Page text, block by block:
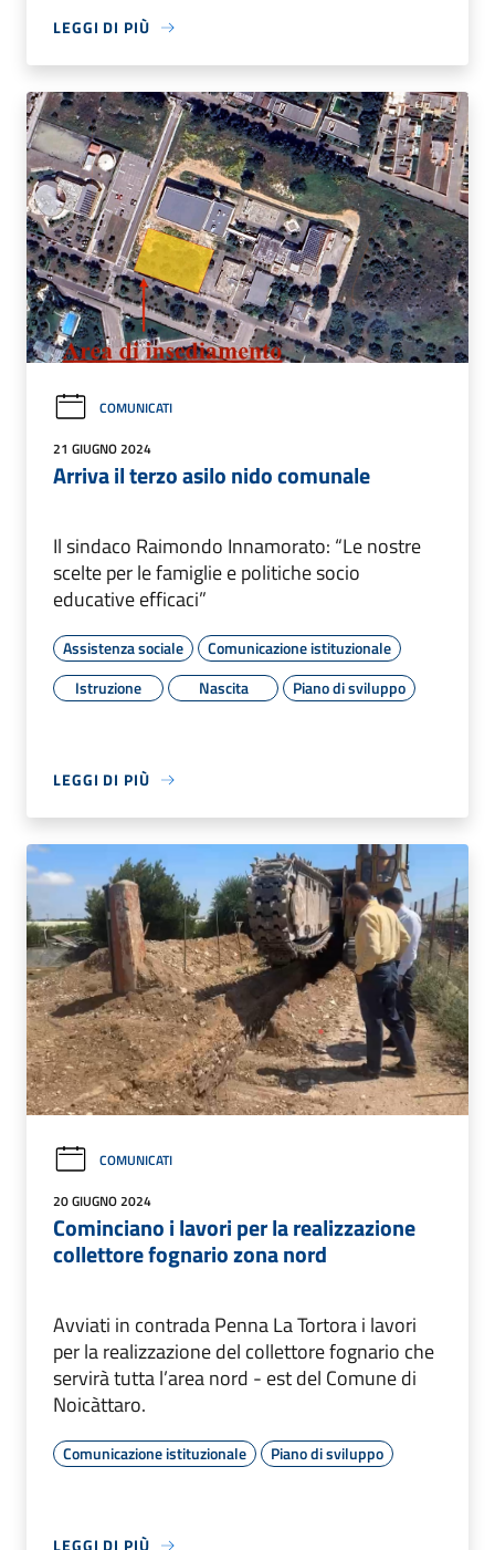
LEGGI DI PIÙ
COMUNICATI
21 GIUGNO 2024
Arriva il terzo asilo nido comunale
Il sindaco Raimondo Innamorato: “Le nostre
scelte per le famiglie e politiche socio
educative efficaci”
Assistenza sociale
Comunicazione istituzionale
Istruzione
Nascita Piano di sviluppo
LEGGI DI PIÙ
COMUNICATI
20 GIUGNO 2024
Cominciano i lavori per la realizzazione
collettore fognario zona nord
Avviati in contrada Penna La Tortora i lavori
per la realizzazione del collettore fognario che
servirà tutta l’area nord - est del Comune di
Noicàttaro.
Comunicazione istituzionale Piano di sviluppo